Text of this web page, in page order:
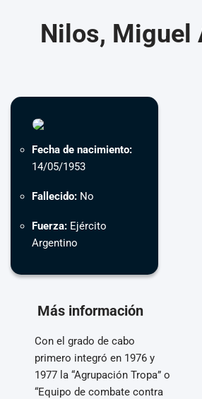
Nilos, Miguel
Fecha de nacimiento:
14/05/1953
Fallecido: No
Fuerza: Ejército
Argentino
Más información
Con el grado de cabo
primero integró en 1976 y
1977 la “Agrupación Tropa” o
“Equipo de combate contra